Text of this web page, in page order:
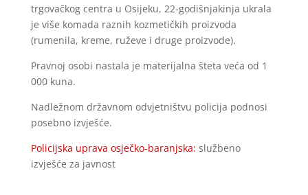
trgovačkog centra u Osijeku, 22-godišnjakinja ukrala
je više komada raznih kozmetičkih proizvoda
(rumenila, kreme, ruževe i druge proizvode).
Pravnoj osobi nastala je materijalna šteta veća od 1
000 kuna.
Nadležnom državnom odvjetništvu policija podnosi
posebno izvješće.
Policijska uprava osječko-baranjska: službeno
izvješće za javnost